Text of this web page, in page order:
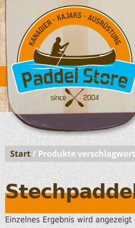
Start/ Produkte
Einzelnes Ergebnis wird angezeigt